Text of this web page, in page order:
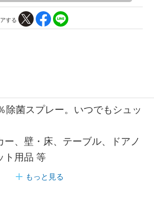
する
除菌スプレー。いつでもシュッ
ー、壁・床、テーブル、ドアノ
ト用品 等
もっと見る